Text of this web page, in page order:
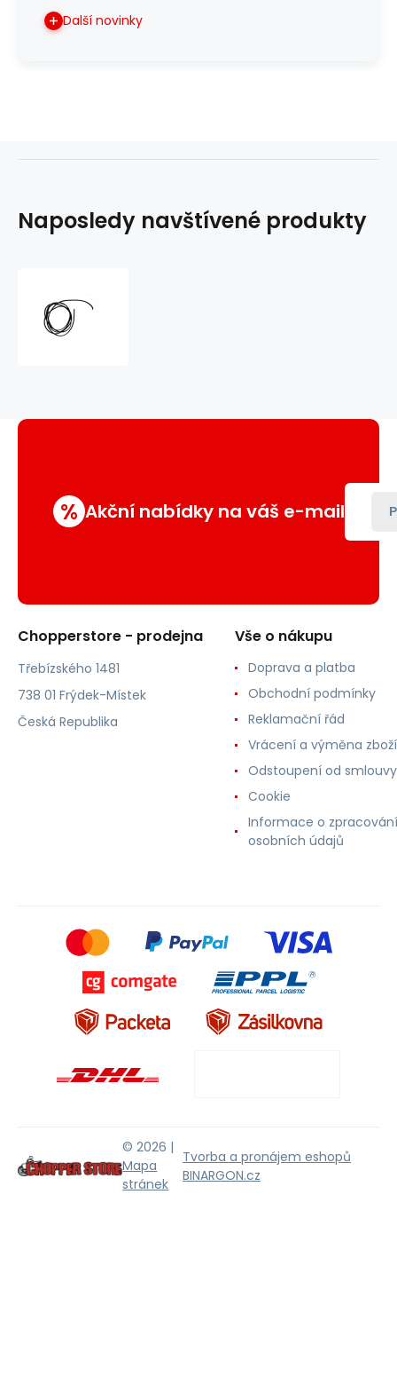
Další novinky
Naposledy navštívené produkty
% Akční nabídky na váš e-mail
Chopperstore - prodejna
Třebízského 1481
738 01 Frýdek-Místek
Česká Republika
Vše o nákupu
Doprava a platba
Obchodní podmínky
Reklamační řád
Vrácení a výměna zboží
Odstoupení od smlouvy
Cookie
Informace o zpracování
osobních údajů
© 2026 |
Mapa
stránek
Tvorba a pronájem eshopů
BINARGON.cz